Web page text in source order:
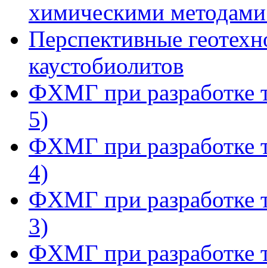
химическими
Перспективные
каустобиолитов
ФХМГ при разработке
5)
ФХМГ при разработке
4)
ФХМГ при разработке
3)
ФХМГ при разработке